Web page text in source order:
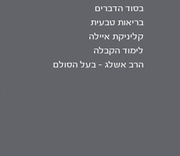
בסוד הדברים
בריאות טבעית
קליניקת איילה
לימוד הקבלה
הרב אשלג – בעל הסולם